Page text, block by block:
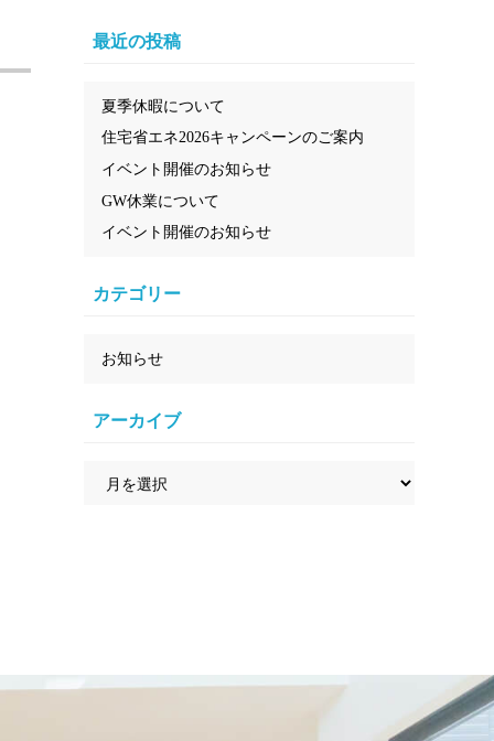
最近の投稿
夏季休暇について
住宅省エネ2026キャンペーンのご案内
イベント開催のお知らせ
GW休業について
イベント開催のお知らせ
カテゴリー
お知らせ
アーカイブ